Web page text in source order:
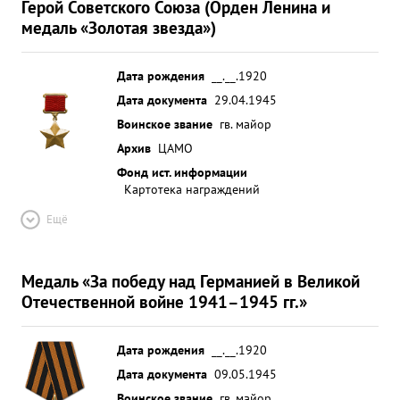
года произвел боевой вылет на бомбометание по
южной части опорного пункта Шакяй.Бомб
рвались в центре населенного пункта Шакяй и
после бомбометания цель была окутана густым
облаком дыма. 16.10 1944 года при сильном
противодействии ЗА противника успешно
произвел бомбометание по арт. позициям и
Подзишки, где цель перекрыта разрывами бомб
18.10.1944 года эскадрильей произвел бомбовый
пунктами Задорген-Гаудвайтнен Наблюдением
экипажей и фотоснимками отмечены прямые
...»
Герой Советского Союза (Орден Ленина и
медаль «Золотая звезда»)
Дата рождения
__.__.1920
Дата документа 29.04.1945
Воинское звание гв. майор
Архив ЦАМО
Фонд ист. информации
Картотека награждений
Ещё
Медаль «За победу над Германией в Великой
Отечественной войне 1941–1945 гг.»
Дата рождения
__.__.1920
Дата документа 09.05.1945